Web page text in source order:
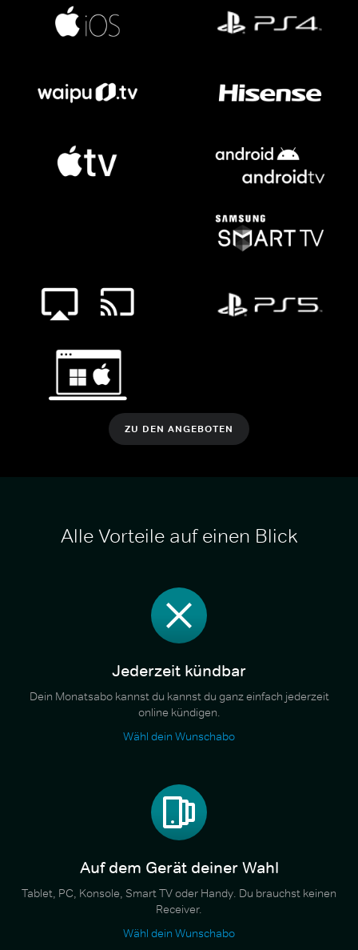
ZU DEN ANGEBOTEN
Alle Vorteile auf einen Blick
Jederzeit kündbar
Dein Monatsabo kannst du kannst du ganz einfach jederzeit
online kündigen.
Wähl dein Wunschabo
Auf dem Gerät deiner Wahl
Tablet, PC, Konsole, Smart TV oder Handy. Du brauchst keinen
Receiver.
Wähl dein Wunschabo